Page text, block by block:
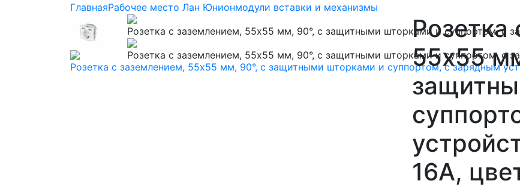
ГлавнаяРабочее место Лан Юнионмодули вставки и механизмы
Розетка
55х55
16А,